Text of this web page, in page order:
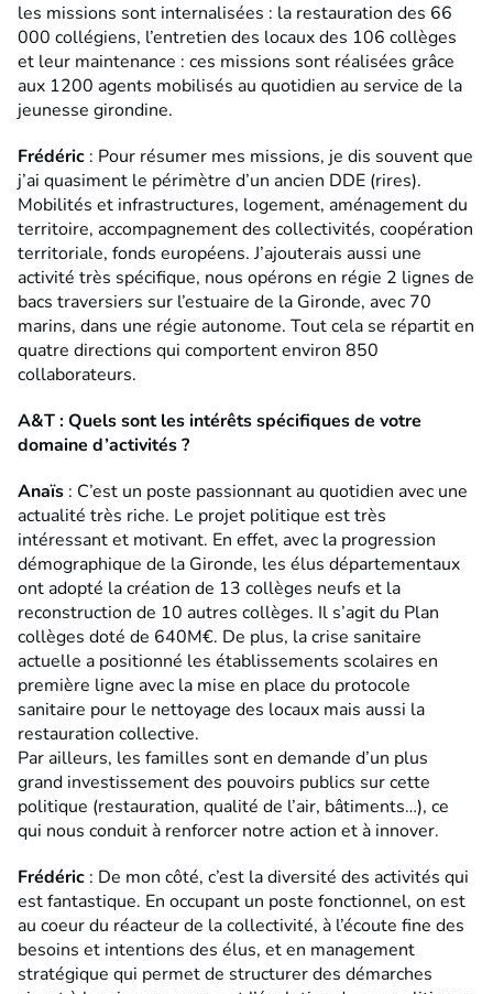
les missions sont internalisées : la restauration des 66
000 collégiens, l’entretien des locaux des 106 collèges
et leur maintenance : ces missions sont réalisées grâce
aux 1200 agents mobilisés au quotidien au service de la
jeunesse girondine.
Frédéric : Pour résumer mes missions, je dis souvent que
j’ai quasiment le périmètre d’un ancien DDE (rires).
Mobilités et infrastructures, logement, aménagement du
territoire, accompagnement des collectivités, coopération
territoriale, fonds européens. J’ajouterais aussi une
activité très spécifique, nous opérons en régie 2 lignes de
bacs traversiers sur l’estuaire de la Gironde, avec 70
marins, dans une régie autonome. Tout cela se répartit en
quatre directions qui comportent environ 850
collaborateurs.
A&T : Quels sont les intérêts spécifiques de votre
domaine d’activités ?
Anaïs : C’est un poste passionnant au quotidien avec une
actualité très riche. Le projet politique est très
intéressant et motivant. En effet, avec la progression
démographique de la Gironde, les élus départementaux
ont adopté la création de 13 collèges neufs et la
reconstruction de 10 autres collèges. Il s’agit du Plan
collèges doté de 640M€. De plus, la crise sanitaire
actuelle a positionné les établissements scolaires en
première ligne avec la mise en place du protocole
sanitaire pour le nettoyage des locaux mais aussi la
restauration collective.
Par ailleurs, les familles sont en demande d’un plus
grand investissement des pouvoirs publics sur cette
politique (restauration, qualité de l’air, bâtiments…), ce
qui nous conduit à renforcer notre action et à innover.
Frédéric : De mon côté, c’est la diversité des activités qui
est fantastique. En occupant un poste fonctionnel, on est
au coeur du réacteur de la collectivité, à l’écoute fine des
besoins et intentions des élus, et en management
stratégique qui permet de structurer des démarches